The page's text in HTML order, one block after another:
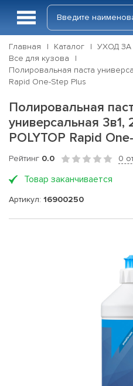
Главная Каталог
УХОД
Все для кузова
Полировальная паста
Rapid One-Step Plus
Полировальная
универсальная 3в1,
POLYTOP Rapid
Рейтинг 0.0 0
Товар заканчивается
Артикул: 16900250